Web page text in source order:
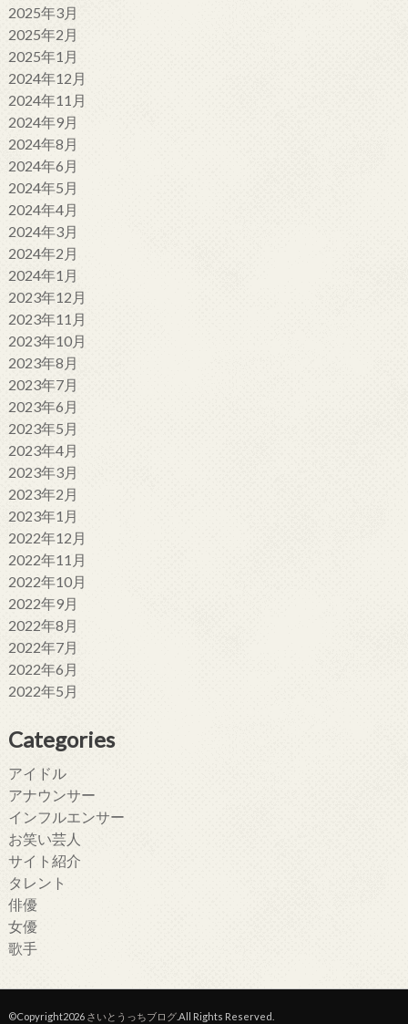
2025年3月
2025年2月
2025年1月
2024年12月
2024年11月
2024年9月
2024年8月
2024年6月
2024年5月
2024年4月
2024年3月
2024年2月
2024年1月
2023年12月
2023年11月
2023年10月
2023年8月
2023年7月
2023年6月
2023年5月
2023年4月
2023年3月
2023年2月
2023年1月
2022年12月
2022年11月
2022年10月
2022年9月
2022年8月
2022年7月
2022年6月
2022年5月
Categories
アイドル
アナウンサー
インフルエンサー
お笑い芸人
サイト紹介
タレント
俳優
女優
歌手
©Copyright2026 さいとうっちブログ.All Rights Reserved.